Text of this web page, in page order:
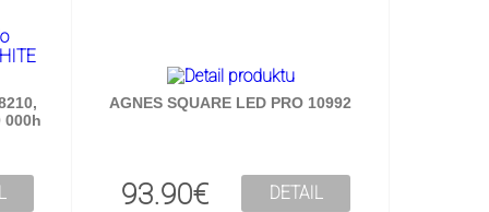
000h
AGNES SQUARE LED PRO 10992
93.90€ DETAIL